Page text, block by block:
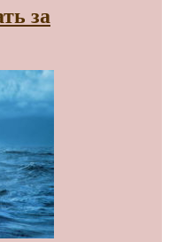
за